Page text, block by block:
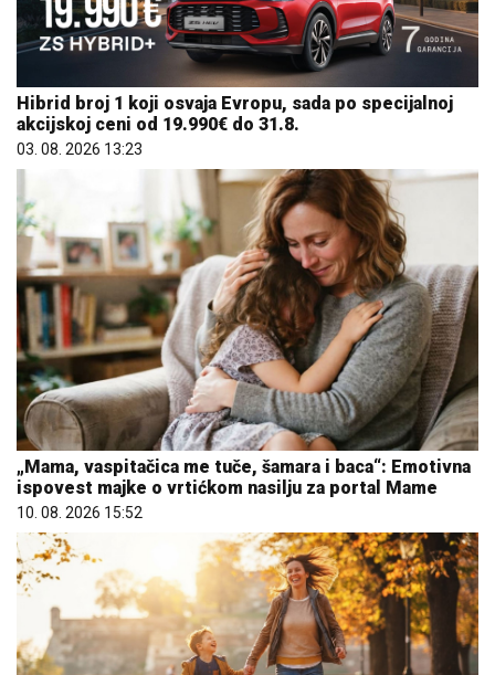
Hibrid broj 1 koji osvaja Evropu, sada po specijalnoj
akcijskoj ceni od 19.990€ do 31.8.
03. 08. 2026 13:23
„Mama, vaspitačica me tuče, šamara i baca“: Emotivna
ispovest majke o vrtićkom nasilju za portal Mame
10. 08. 2026 15:52